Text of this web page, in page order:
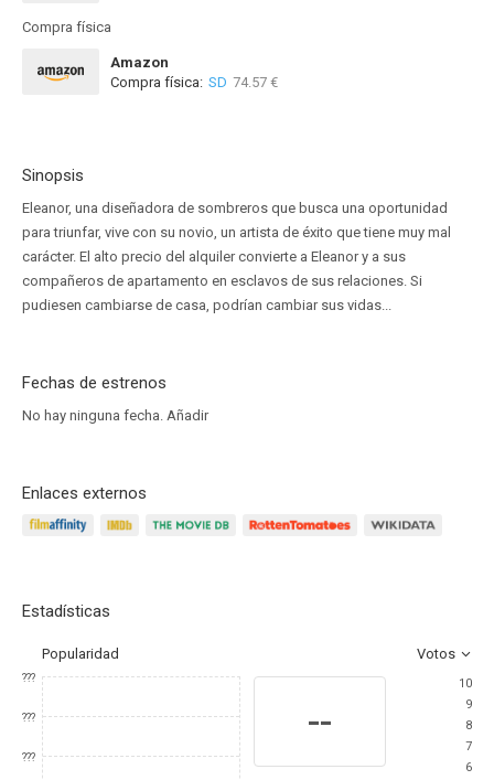
Compra física
Amazon
Compra física: SD 74.57 €
Sinopsis
Eleanor, una diseñadora de sombreros que busca una oportunidad
para triunfar, vive con su novio, un artista de éxito que tiene muy mal
carácter. El alto precio del alquiler convierte a Eleanor y a sus
compañeros de apartamento en esclavos de sus relaciones. Si
pudiesen cambiarse de casa, podrían cambiar sus vidas...
Fechas de estrenos
No hay ninguna fecha. Añadir
Enlaces externos
Estadísticas
Popularidad Votos
???
???
???
--
10
9
8
7
6